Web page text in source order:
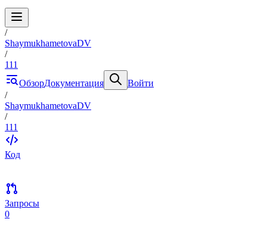
/
ShaymukhametovaDV
/
111
ОбзорДокументация
Войти
/
ShaymukhametovaDV
/
111
Код
Запросы
0